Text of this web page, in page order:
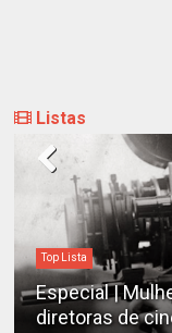
Listas
Top Lista
Especial |
diretoras de